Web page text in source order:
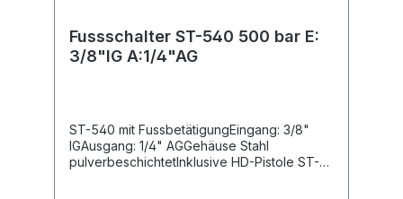
Fussschalter ST-540 500 bar E:
3/8"IG A:1/4"AG
ST-540 mit FussbetätigungEingang: 3/8"
IGAusgang: 1/4" AGGehäuse Stahl
pulverbeschichtetInklusive HD-Pistole ST-